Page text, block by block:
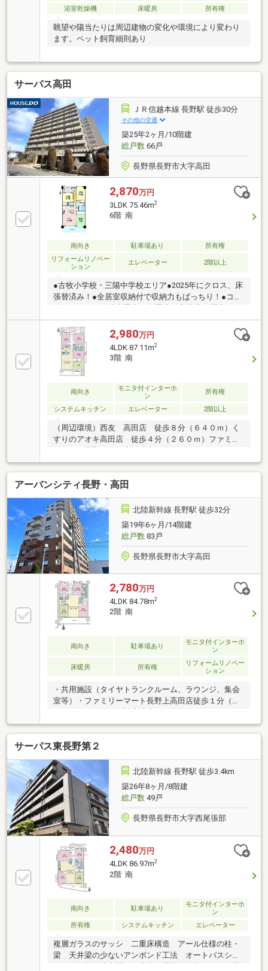
浴室乾燥機
床暖房 所有権
眺望や陽当たりは周辺建物の変化や環境により変わり
ます。ペット飼育細則あり
サーパス高田
ＪＲ信越本線 長野駅 徒歩30分
その他の交通
築25年2ヶ月/10階建
総戸数66戸
長野県長野市大字高田
2,870万円
3LDK 75.46m2
6階 南
南向き 駐車場あり
所有権
リフォームリノベー
ション
エレベーター 2階以上
●古牧小学校・三陽中学校エリア●2025年にクロス、床
張替済み！●全居室収納付で収納力もばっちり！●コン
ビニ、スーパー徒歩圏内10分圏内の立地◇お問合せは
下記お電話番号やホームページでも受付中！！・フリ
ーダイヤル 【 0120-055-779 】・ホームページ 【
ハウスドゥ長野柳町 】 で検索
2,980万円
4LDK 87.11m2
3階 南
南向き
モニタ付インターホ
ン
所有権
システムキッチン エレベーター 2階以上
（周辺環境）西友 高田店 徒歩８分（６４０ｍ）く
すりのアオキ高田店 徒歩４分（２６０ｍ）ファミリ
ーマート長野五分一店 徒歩２分（１００ｍ）オート
ロック 外壁タイル貼り エレベーター 宅配ボック
ス 風除室 平置き駐車場（空無） 隣にコンビニエ
ンスストア―（約１００ｍ）（ご注意）掲載写真の家
具、備品などは販売価格に含まれません。眺望は周辺
建物の変化や天候により変わります。
アーバンシティ長野・高田
北陸新幹線 長野駅 徒歩32分
築19年6ヶ月/14階建
総戸数83戸
長野県長野市大字高田
2,780万円
4LDK 84.78m2
2階 南
南向き 駐車場あり
モニタ付インターホ
ン
床暖房 所有権
リフォームリノベー
ション
・共用施設（タイヤトランクルーム、ラウンジ、集会
室等）・ファミリーマート長野上高田店徒歩１分（約
MEGAドン・キホーテ長野店徒歩５分（約３８０
ｍ）・ニトリ長野店徒歩５分（約３６０ｍ）
サーパス東長野第２
北陸新幹線 長野駅 徒歩3.4km
築26年8ヶ月/8階建
総戸数49戸
長野県長野市大字西尾張部
2,480万円
4LDK 86.97m2
2階 南
南向き 駐車場あり
モニタ付インターホ
ン
所有権
システムキッチン エレベーター
複層ガラスのサッシ 二重床構造 アール仕様の柱・
梁 天井梁の少ないアンボンド工法 オートバスシス